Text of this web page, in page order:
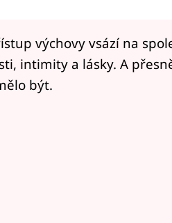
výchovy vsází na
intimity a lásky. A
být.